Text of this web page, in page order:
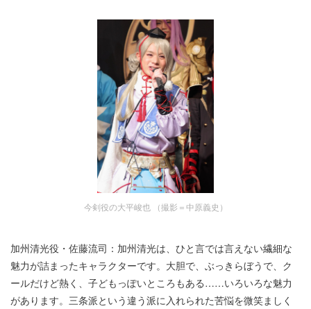
今剣役の大平峻也 （撮影＝中原義史）
加州清光役・佐藤流司：加州清光は、ひと言では言えない繊細な
魅力が詰まったキャラクターです。大胆で、ぶっきらぼうで、ク
ールだけど熱く、子どもっぽいところもある……いろいろな魅力
があります。三条派という違う派に入れられた苦悩を微笑ましく